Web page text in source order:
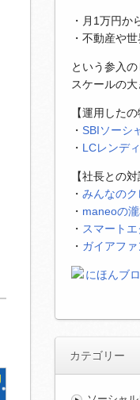
・月1万円か
・不動産や
という参入の
スケールの大
【運用したの
・ SBIソーシ
・ LCレンデ
【社長との対
・ みんなの
・ maneoの
・ スマート
・ ガイアフ
カテゴリー